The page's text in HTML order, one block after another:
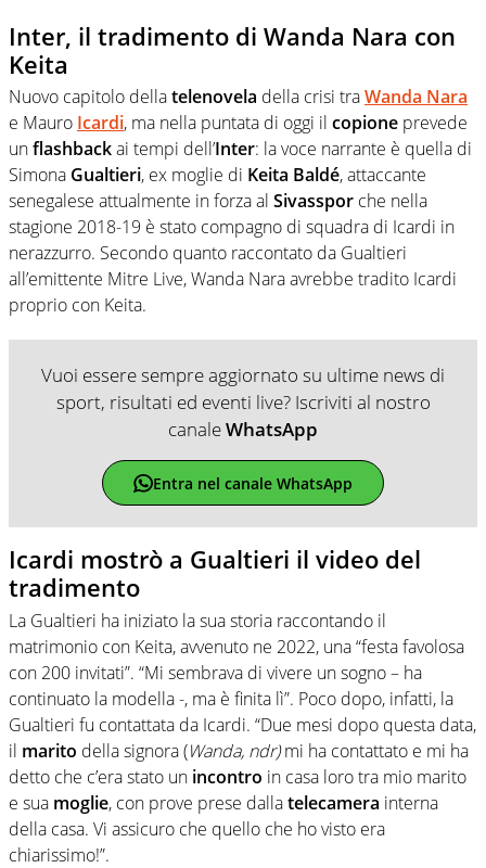
Inter, il tradimento di Wanda Nara con
Keita
Nuovo capitolo dellatelenovela della crisi traWanda Nara
e Mauro Icardi, ma nella puntata di oggi il copione prevede
unflashbackai tempi dell’Inter: la voce narrante è quella di
Simona Gualtieri, ex moglie di Keita Baldé, attaccante
senegalese attualmente in forza al Sivasspor che nella
stagione 2018-19 è stato compagno di squadra di Icardi in
nerazzurro. Secondo quanto raccontato da Gualtieri
all’emittente Mitre Live, Wanda Nara avrebbe tradito Icardi
proprio con Keita.
Vuoi essere sempre aggiornato su ultime news di
sport, risultati ed eventi live? Iscriviti al nostro
canaleWhatsApp
Entra nel canale WhatsApp
Icardi mostrò a Gualtieri il video del
tradimento
La Gualtieri ha iniziato la sua storia raccontando il
matrimonio con Keita, avvenuto ne 2022, una “festa favolosa
con 200 invitati”. “Mi sembrava di vivere un sogno – ha
continuato la modella -, ma è finita lì”. Poco dopo, infatti, la
Gualtieri fu contattata da Icardi. “Due mesi dopo questa data,
il marito della signora (Wanda, ndr)mi ha contattato e mi ha
detto che c’era stato un incontro in casa loro tra mio marito
e sua moglie, con prove prese dallatelecamera interna
della casa. Vi assicuro che quello che ho visto era
chiarissimo!”.